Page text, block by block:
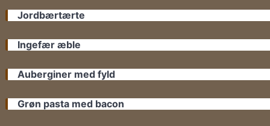
Jordbærtærte
Ingefær æble
Auberginer med fyld
Grøn pasta med bacon